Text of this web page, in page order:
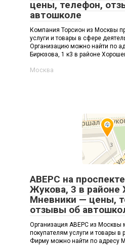
цены, телефон,
автошколе
Компания Торсион из Москвы
услуги и товары в сфере
Организацию можно найти по
Бирюзова, 1 к3 в районе
Москва
АВЕРС на
Жукова, 3 в районе
Мневники — цены,
отзывы об
Организация АВЕРС из Москвы
покупателям услуги и товары в
Фирму можно найти по адресу